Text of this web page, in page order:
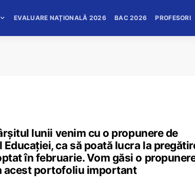
EVALUARE NAȚIONALĂ 2026 BAC 2026 PROFESORI
lunii venim cu o propunere de
ca să poată lucra la
în februarie. Vom găsi o
acest portofoliu important